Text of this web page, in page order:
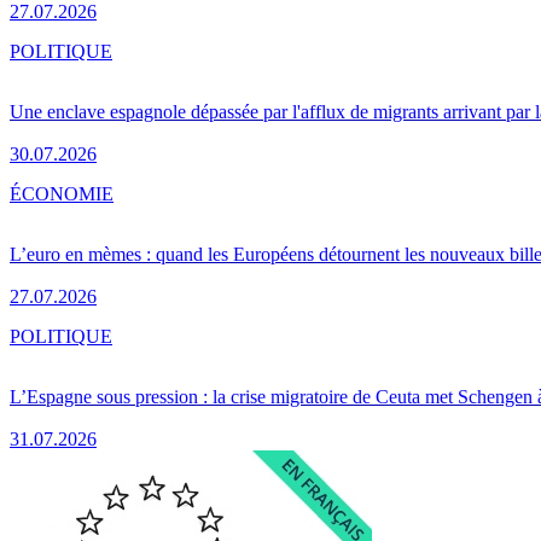
27.07.2026
Une enclave espagnole dépassée par l'afflux de migrants arrivant par
30.07.2026
POLITIQUE
L’euro en mèmes : quand les Européens détournent les nouveaux
27.07.2026
ÉCONOMIE
L’Espagne sous pression : la crise migratoire de Ceuta met Schengen
31.07.2026
POLITIQUE